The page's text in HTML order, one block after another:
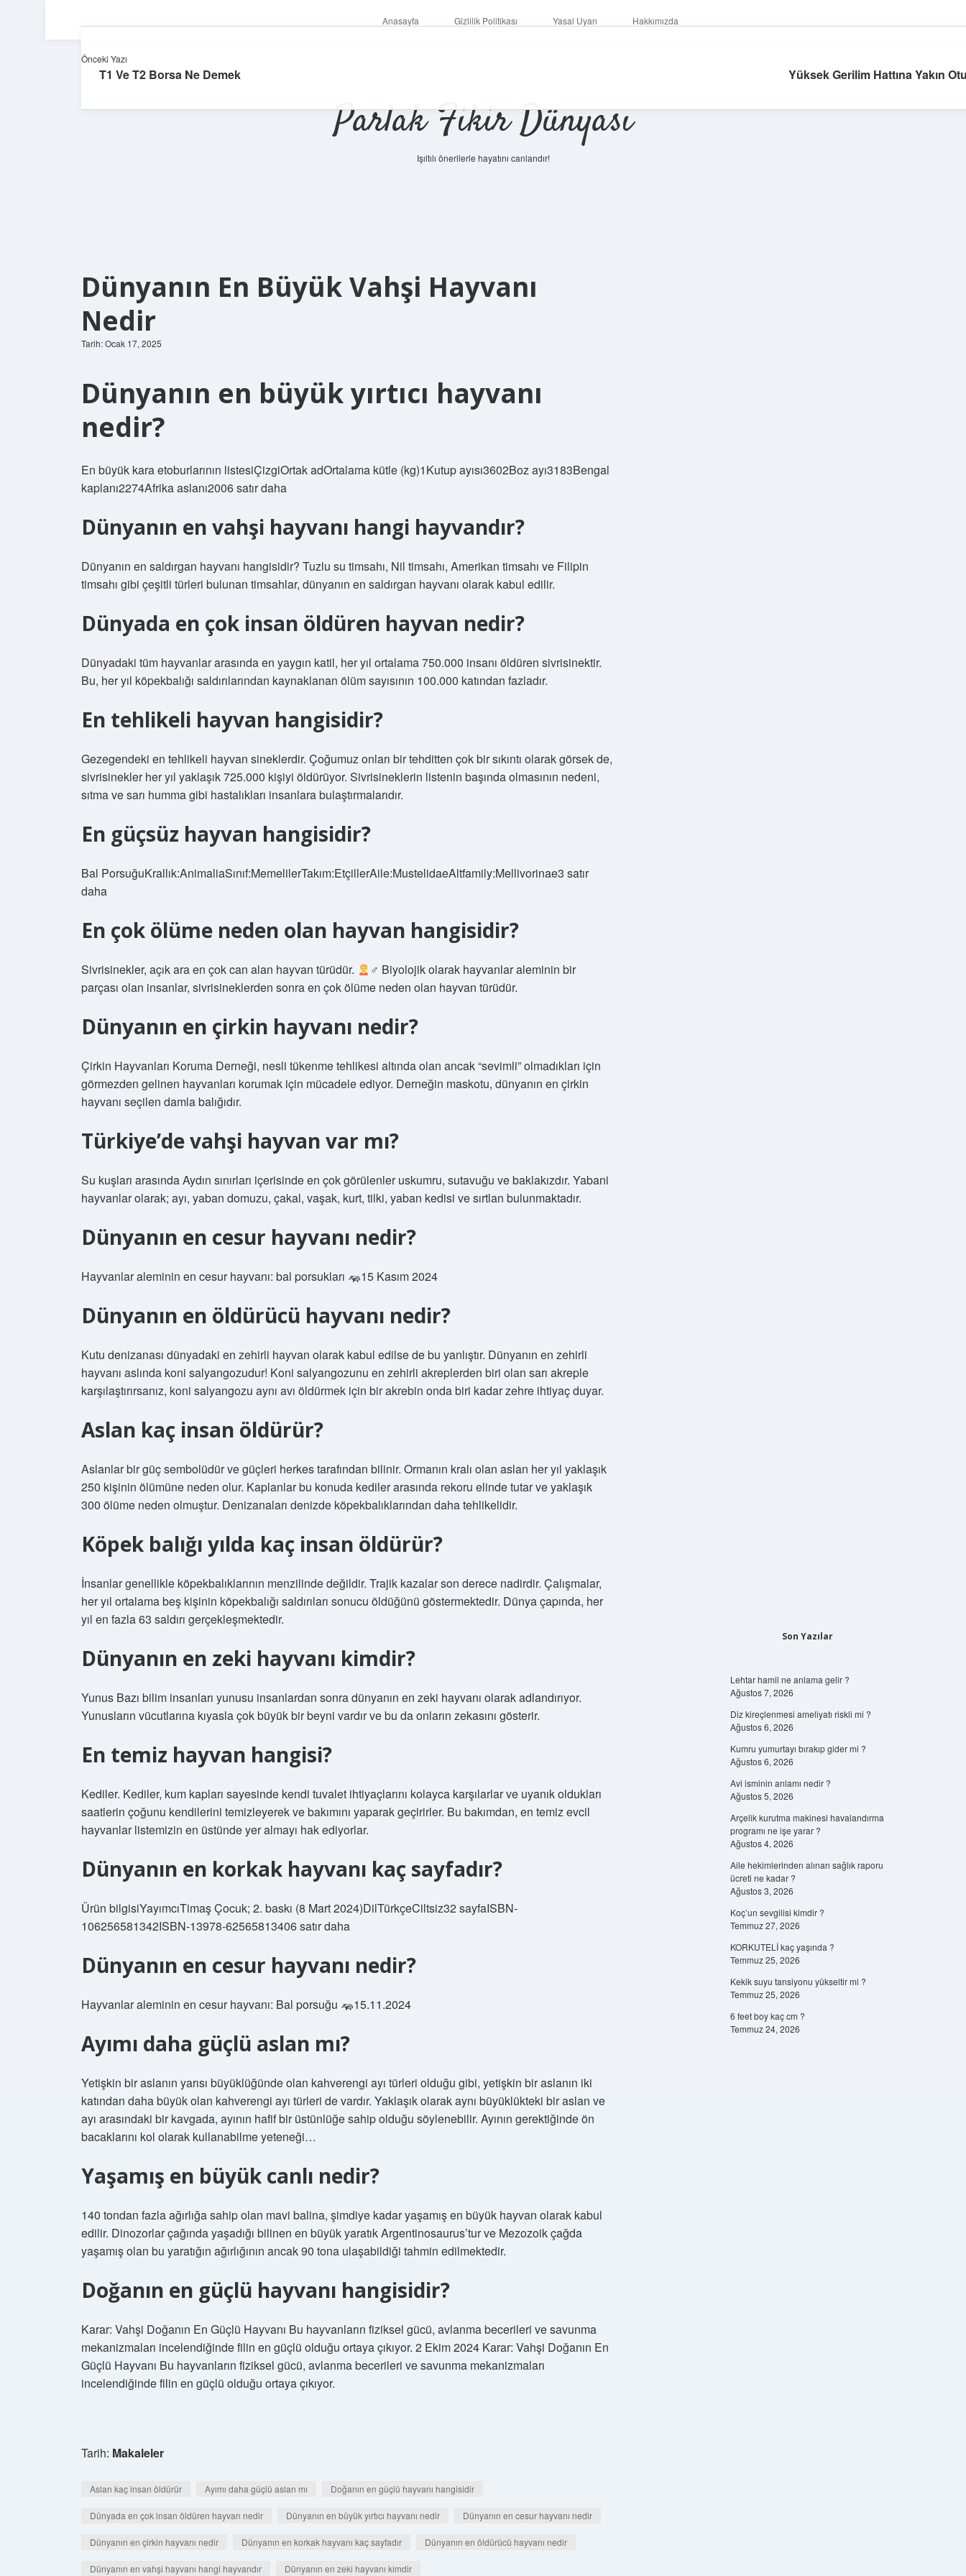
Anasayfa Gizlilik Politikası Yasal Uyarı Hakkımızda
Parlak Fikir Dünyası
Işıltılı önerilerle hayatını canlandır!
Dünyanın En Büyük Vahşi Hayvanı
Nedir
Tarih: Ocak 17, 2025
Dünyanın en büyük yırtıcı hayvanı
nedir?
En büyük kara etoburlarının listesiÇizgiOrtak adOrtalama kütle (kg)1Kutup ayısı3602Boz ayı3183Bengal
kaplanı2274Afrika aslanı2006 satır daha
Dünyanın en vahşi hayvanı hangi hayvandır?
Dünyanın en saldırgan hayvanı hangisidir? Tuzlu su timsahı, Nil timsahı, Amerikan timsahı ve Filipin
timsahı gibi çeşitli türleri bulunan timsahlar, dünyanın en saldırgan hayvanı olarak kabul edilir.
Dünyada en çok insan öldüren hayvan nedir?
Dünyadaki tüm hayvanlar arasında en yaygın katil, her yıl ortalama 750.000 insanı öldüren sivrisinektir.
Bu, her yıl köpekbalığı saldırılarından kaynaklanan ölüm sayısının 100.000 katından fazladır.
En tehlikeli hayvan hangisidir?
Gezegendeki en tehlikeli hayvan sineklerdir. Çoğumuz onları bir tehditten çok bir sıkıntı olarak görsek de,
sivrisinekler her yıl yaklaşık 725.000 kişiyi öldürüyor. Sivrisineklerin listenin başında olmasının nedeni,
sıtma ve sarı humma gibi hastalıkları insanlara bulaştırmalarıdır.
En güçsüz hayvan hangisidir?
Bal PorsuğuKrallık:AnimaliaSınıf:MemelilerTakım:EtçillerAile:MustelidaeAltfamily:Mellivorinae3 satır
daha
En çok ölüme neden olan hayvan hangisidir?
Sivrisinekler, açık ara en çok can alan hayvan türüdür.
‍♂ Biyolojik olarak hayvanlar aleminin bir
parçası olan insanlar, sivrisineklerden sonra en çok ölüme neden olan hayvan türüdür.
Dünyanın en çirkin hayvanı nedir?
Çirkin Hayvanları Koruma Derneği, nesli tükenme tehlikesi altında olan ancak “sevimli” olmadıkları için
görmezden gelinen hayvanları korumak için mücadele ediyor. Derneğin maskotu, dünyanın en çirkin
hayvanı seçilen damla balığıdır.
Türkiye’de vahşi hayvan var mı?
Su kuşları arasında Aydın sınırları içerisinde en çok görülenler uskumru, sutavuğu ve baklakızdır. Yabani
hayvanlar olarak; ayı, yaban domuzu, çakal, vaşak, kurt, tilki, yaban kedisi ve sırtlan bulunmaktadır.
Dünyanın en cesur hayvanı nedir?
Hayvanlar aleminin en cesur hayvanı: bal porsukları 15 Kasım 2024
Dünyanın en öldürücü hayvanı nedir?
Kutu denizanası dünyadaki en zehirli hayvan olarak kabul edilse de bu yanlıştır. Dünyanın en zehirli
hayvanı aslında koni salyangozudur! Koni salyangozunu en zehirli akreplerden biri olan sarı akreple
karşılaştırırsanız, koni salyangozu aynı avı öldürmek için bir akrebin onda biri kadar zehre ihtiyaç duyar.
Aslan kaç insan öldürür?
Aslanlar bir güç sembolüdür ve güçleri herkes tarafından bilinir. Ormanın kralı olan aslan her yıl yaklaşık
250 kişinin ölümüne neden olur. Kaplanlar bu konuda kediler arasında rekoru elinde tutar ve yaklaşık
300 ölüme neden olmuştur. Denizanaları denizde köpekbalıklarından daha tehlikelidir.
Köpek balığı yılda kaç insan öldürür?
İnsanlar genellikle köpekbalıklarının menzilinde değildir. Trajik kazalar son derece nadirdir. Çalışmalar,
her yıl ortalama beş kişinin köpekbalığı saldırıları sonucu öldüğünü göstermektedir. Dünya çapında, her
yıl en fazla 63 saldırı gerçekleşmektedir.
Dünyanın en zeki hayvanı kimdir?
Yunus Bazı bilim insanları yunusu insanlardan sonra dünyanın en zeki hayvanı olarak adlandırıyor.
Yunusların vücutlarına kıyasla çok büyük bir beyni vardır ve bu da onların zekasını gösterir.
En temiz hayvan hangisi?
Kediler. Kediler, kum kapları sayesinde kendi tuvalet ihtiyaçlarını kolayca karşılarlar ve uyanık oldukları
saatlerin çoğunu kendilerini temizleyerek ve bakımını yaparak geçirirler. Bu bakımdan, en temiz evcil
hayvanlar listemizin en üstünde yer almayı hak ediyorlar.
Dünyanın en korkak hayvanı kaç sayfadır?
Ürün bilgisiYayımcı‎Timaş Çocuk; 2. baskı (8 Mart 2024)Dil‎TürkçeCiltsiz‎32 sayfaISBN-
10‎6256581342ISBN-13‎978-62565813406 satır daha
Dünyanın en cesur hayvanı nedir?
Hayvanlar aleminin en cesur hayvanı: Bal porsuğu 15.11.2024
Ayımı daha güçlü aslan mı?
Yetişkin bir aslanın yarısı büyüklüğünde olan kahverengi ayı türleri olduğu gibi, yetişkin bir aslanın iki
katından daha büyük olan kahverengi ayı türleri de vardır. Yaklaşık olarak aynı büyüklükteki bir aslan ve
ayı arasındaki bir kavgada, ayının hafif bir üstünlüğe sahip olduğu söylenebilir. Ayının gerektiğinde ön
bacaklarını kol olarak kullanabilme yeteneği…
Yaşamış en büyük canlı nedir?
140 tondan fazla ağırlığa sahip olan mavi balina, şimdiye kadar yaşamış en büyük hayvan olarak kabul
edilir. Dinozorlar çağında yaşadığı bilinen en büyük yaratık Argentinosaurus’tur ve Mezozoik çağda
yaşamış olan bu yaratığın ağırlığının ancak 90 tona ulaşabildiği tahmin edilmektedir.
Doğanın en güçlü hayvanı hangisidir?
Karar: Vahşi Doğanın En Güçlü Hayvanı Bu hayvanların fiziksel gücü, avlanma becerileri ve savunma
mekanizmaları incelendiğinde filin en güçlü olduğu ortaya çıkıyor. 2 Ekim 2024 Karar: Vahşi Doğanın En
Güçlü Hayvanı Bu hayvanların fiziksel gücü, avlanma becerileri ve savunma mekanizmaları
incelendiğinde filin en güçlü olduğu ortaya çıkıyor.
Tarih: Makaleler
Aslan kaç insan öldürür Ayımı daha güçlü aslan mı Doğanın en güçlü hayvanı hangisidir
Dünyada en çok insan öldüren hayvan nedir Dünyanın en büyük yırtıcı hayvanı nedir Dünyanın en cesur hayvanı nedir
Dünyanın en çirkin hayvanı nedir Dünyanın en korkak hayvanı kaç sayfadır Dünyanın en öldürücü hayvanı nedir
Dünyanın en vahşi hayvanı hangi hayvandır Dünyanın en zeki hayvanı kimdir
Önceki Yazı
T1 Ve T2 Borsa Ne Demek Yüksek Gerilim Hattına Yakın
Son Yazılar
Lehtar hamil ne anlama gelir ?
Ağustos 7, 2026
Diz kireçlenmesi ameliyatı riskli mi ?
Ağustos 6, 2026
Kumru yumurtayı bırakıp gider mi ?
Ağustos 6, 2026
Avi isminin anlamı nedir ?
Ağustos 5, 2026
Arçelik kurutma makinesi havalandırma
programı ne işe yarar ?
Ağustos 4, 2026
Aile hekimlerinden alınan sağlık raporu
ücreti ne kadar ?
Ağustos 3, 2026
Koç’un sevgilisi kimdir ?
Temmuz 27, 2026
KORKUTELİ kaç yaşında ?
Temmuz 25, 2026
Kekik suyu tansiyonu yükseltir mi ?
Temmuz 25, 2026
6 feet boy kaç cm ?
Temmuz 24, 2026